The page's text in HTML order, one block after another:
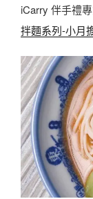
iCarry 伴手禮
拌麵系列-小月